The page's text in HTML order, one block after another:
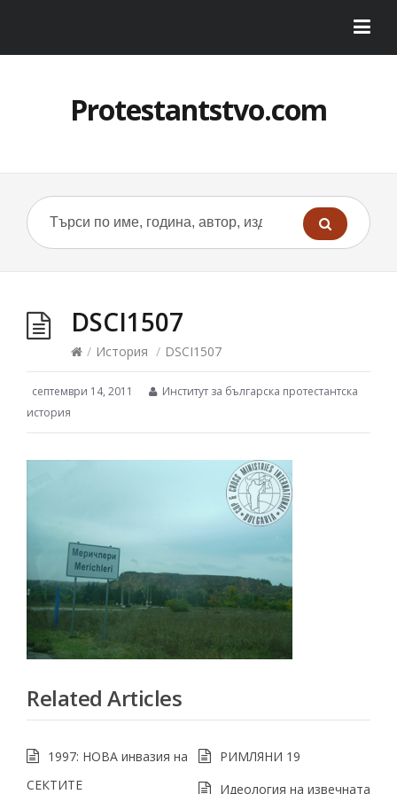
Protestantstvo.com
DSCI1507
/ История / DSCI1507
септември 14, 2011
Институт за българска протестантска
история
Related Articles
1997: НОВА инвазия на
СЕКТИТЕ
РИМЛЯНИ 19
Идеология на извечната